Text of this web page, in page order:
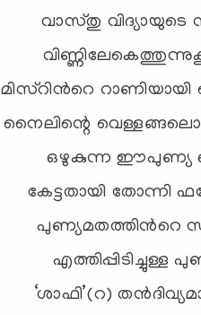
വാസ്തു വിദ്യായുടെ
മിസ്‌റിന്‍റെ
നൈലിന്റെ
ഒഴുകുന്ന ഈപുണ്യ
കേട്ടതായി തോന്നി
പുണ്യമതത്തിന്‍റെ
എത്തിപ്പിടിച്ചുള്ള
‘ശാഫി’(റ)